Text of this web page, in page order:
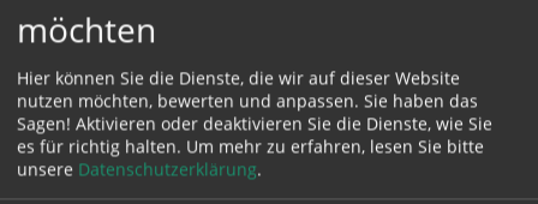
KONTAKT
möchten
Hier können Sie die Dienste, die wir auf dieser Website
nutzen möchten, bewerten und anpassen. Sie haben das
Sagen! Aktivieren oder deaktivieren Sie die Dienste, wie Sie
es für richtig halten. Um mehr zu erfahren, lesen Sie bitte
unsere Datenschutzerklärung.